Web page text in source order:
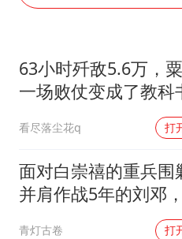
乐享
63小时歼敌5.6万，
一场败仗变成了教科
看尽落尘花q 打
面对白崇禧的重兵围
并肩作战5年的刘邓
青灯古卷 打